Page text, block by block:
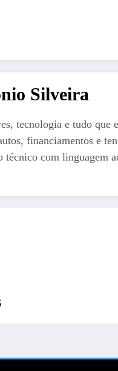
Silveira
tecnologia e tudo que
financiamentos e
técnico com linguagem